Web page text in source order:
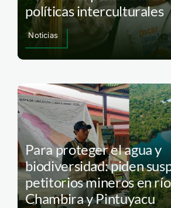
políticas interculturales
Noticias
Para proteger el agua y
biodiversidad: piden
petitorios mineros en
Chambira y Pintuyacu